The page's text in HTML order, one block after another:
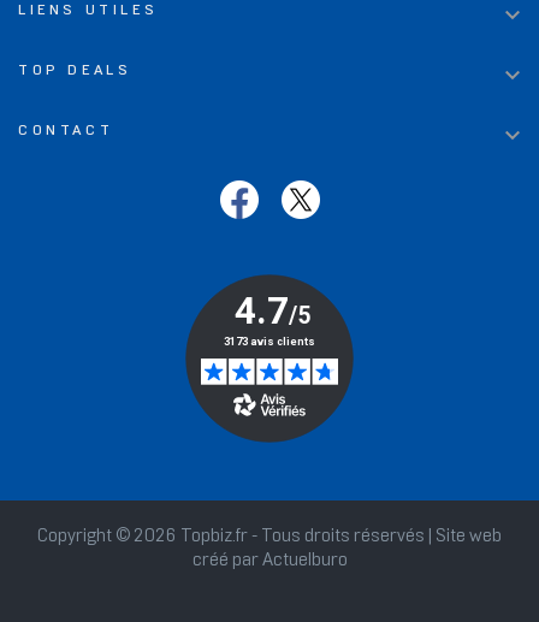
LIENS UTILES 
TOP DEALS 
CONTACT 
Copyright © 2026 Topbiz.fr - Tous droits réservés | Site web
créé par Actuelburo